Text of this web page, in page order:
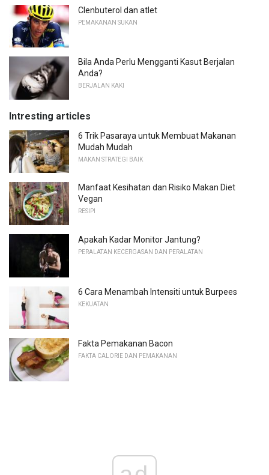
Clenbuterol dan atlet
PEMAKANAN SUKAN
Bila Anda Perlu Mengganti Kasut Berjalan
Anda?
BERJALAN KAKI
Intresting articles
6 Trik Pasaraya untuk Membuat Makanan
Mudah Mudah
MAKAN STRATEGI BAIK
Manfaat Kesihatan dan Risiko Makan Diet
Vegan
RESIPI
Apakah Kadar Monitor Jantung?
PERALATAN KECERGASAN DAN PERALATAN
6 Cara Menambah Intensiti untuk Burpees
KEKUATAN
Fakta Pemakanan Bacon
FAKTA CALORIE DAN PEMAKANAN